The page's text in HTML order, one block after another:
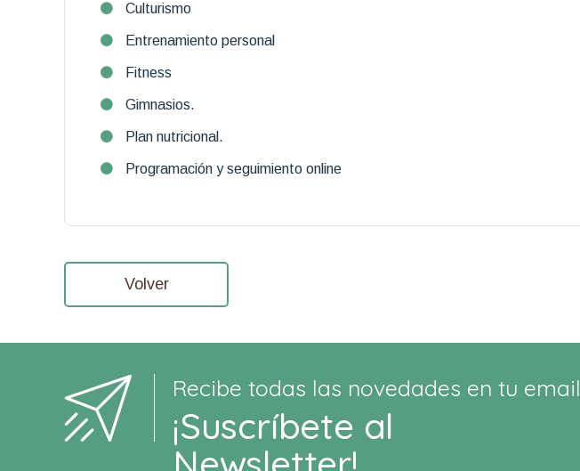
Culturismo
Entrenamiento personal
Fitness
Gimnasios.
Plan nutricional.
Programación y seguimiento online
Volver
Recibe todas las novedades en tu email
¡Suscríbete al